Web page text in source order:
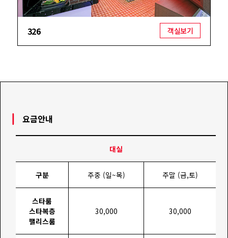
326 객실보기
요금안내
대실
구분 주중 (일~목) 주말 (금,토)
스타룸
스타복층
팰리스룸
30,000 30,000